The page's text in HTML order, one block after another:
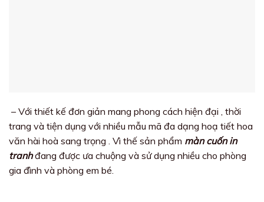
– Với thiết kế đơn giản mang phong cách hiện đại , thời
trang và tiện dụng với nhiều mẫu mã đa dạng hoạ tiết hoa
văn hài hoà sang trọng . Vì thế sản phẩm màn cuốn in
tranhđang được ưa chuộng và sử dụng nhiều cho phòng
gia đình và phòng em bé.